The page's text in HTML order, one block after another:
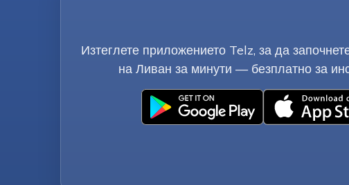
Изтеглете приложението Telz, за да
на Ливан за минути — безплатно за